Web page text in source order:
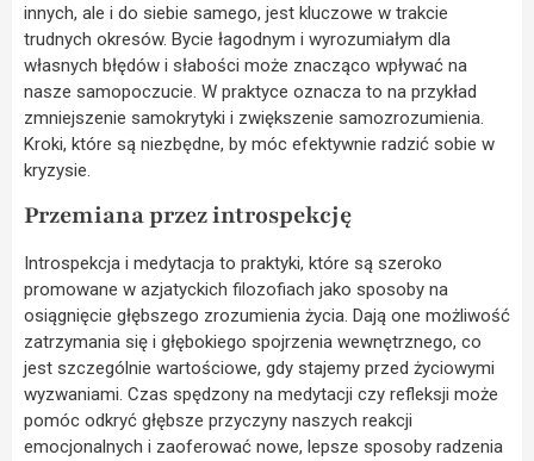
innych, ale i do siebie samego, jest kluczowe w trakcie
trudnych okresów. Bycie łagodnym i wyrozumiałym dla
własnych błędów i słabości może znacząco wpływać na
nasze samopoczucie. W praktyce oznacza to na przykład
zmniejszenie samokrytyki i zwiększenie samozrozumienia.
Kroki, które są niezbędne, by móc efektywnie radzić sobie w
kryzysie.
Przemiana przez introspekcję
Introspekcja i medytacja to praktyki, które są szeroko
promowane w azjatyckich filozofiach jako sposoby na
osiągnięcie głębszego zrozumienia życia. Dają one możliwość
zatrzymania się i głębokiego spojrzenia wewnętrznego, co
jest szczególnie wartościowe, gdy stajemy przed życiowymi
wyzwaniami. Czas spędzony na medytacji czy refleksji może
pomóc odkryć głębsze przyczyny naszych reakcji
emocjonalnych i zaoferować nowe, lepsze sposoby radzenia